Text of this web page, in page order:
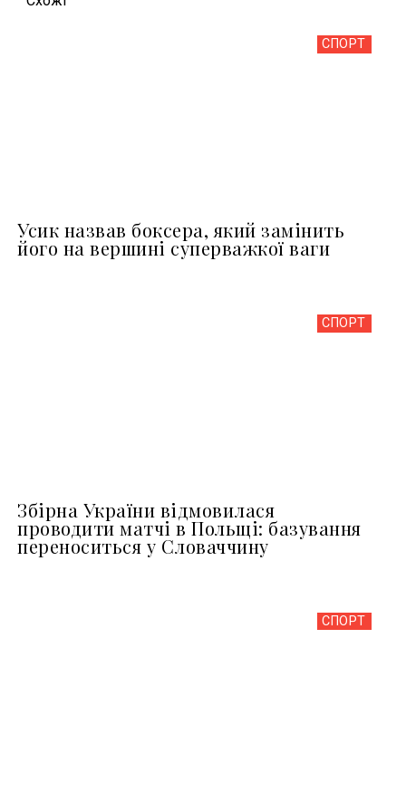
СПОРТ
Усик назвав боксера, який замінить
його на вершині суперважкої ваги
СПОРТ
Збірна України відмовилася
проводити матчі в Польщі: базування
переноситься у Словаччину
СПОРТ